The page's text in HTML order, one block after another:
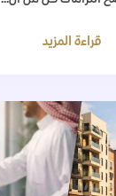
قراءة المزيد